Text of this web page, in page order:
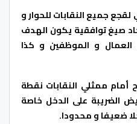
لقجع جميع النقابات للحوار و
صيغ توافقية يكون الهدف
و الموظفين و كذا
أمام ممثلي النقابات نقطة
الضريبة على الدخل خاصة
ضعيفا و محدودا.